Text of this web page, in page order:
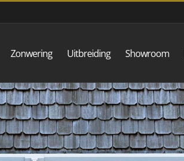
Zonwering Uitbreiding Showroom